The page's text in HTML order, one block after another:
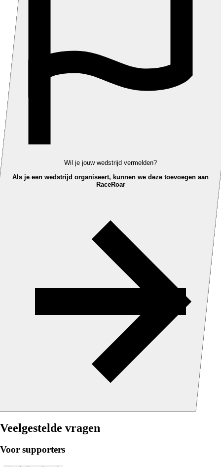
Wil je jouw wedstrijd vermelden?
Als je een wedstrijd organiseert, kunnen we deze toevoegen aan
RaceRoar
Veelgestelde vragen
Voor supporters